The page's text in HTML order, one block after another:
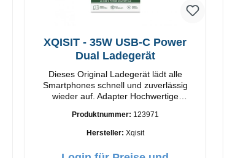
XQISIT - 35W USB-C Power
Dual Ladegerät
Dieses Original Ladegerät lädt alle
Smartphones schnell und zuverlässig
wieder auf. Adapter Hochwertige
C Output: 35W Farbe: Weis
Produktnummer: 123971
Hersteller: Xqisit